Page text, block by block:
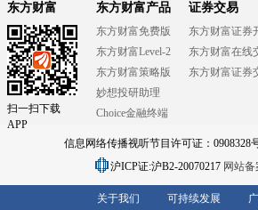
东方财富
扫一扫下载
APP
东方财富产品
东方财富免费版
东方财富Level-2
东方财富策略版
妙想投研助理
Choice金融终端
证券交易
东方财富证券
东方财富在线
东方财富证券
信息网络传播视听节目许可证：0908328
沪ICP证:沪B2-20070217 网站备
关于我们 可持续发展